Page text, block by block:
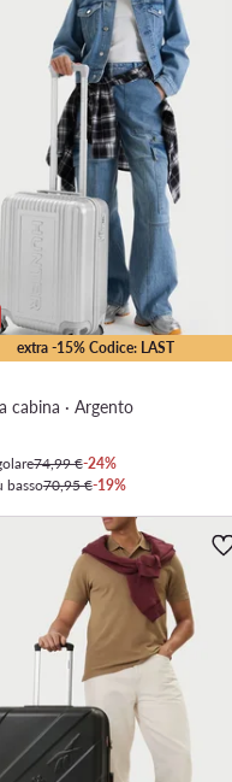
extra -15% Codice: LAST
cabina · Argento
74,99 €-24%
basso70,95 €-19%